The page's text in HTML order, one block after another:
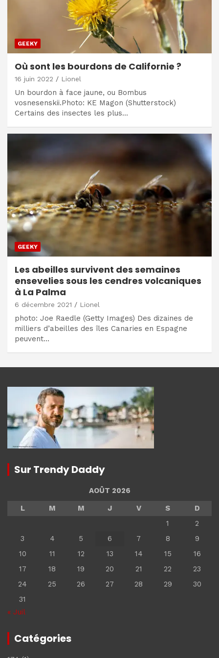
GEEKY
Où sont les bourdons de Californie ?
16 juin 2022 Lionel
Un bourdon à face jaune, ou Bombus
vosnesenskii.Photo: KE Magon (Shutterstock)
Certains des insectes les plus…
GEEKY
Les abeilles survivent des semaines
ensevelies sous les cendres volcaniques
à La Palma
6 décembre 2021 Lionel
photo: Joe Raedle (Getty Images) Des dizaines de
milliers d’abeilles des îles Canaries en Espagne
peuvent…
Sur Trendy Daddy
AOÛT 2026
L
M M J V S
D
1
2
3
4 5 6 7 8
9
10
11 12 13 14 15
16
17
18 19 20 21 22
23
24
25 26 27 28 29
30
31
« Juil
Catégories